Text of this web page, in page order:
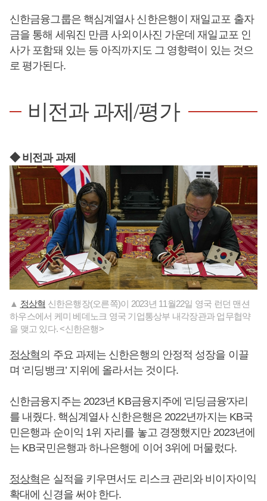
신한금융그룹은 핵심계열사 신한은행이 재일교포 출자
금을 통해 세워진 만큼 사외이사진 가운데 재일교포 인
사가 포함돼 있는 등 아직까지도 그 영향력이 있는 것으
로 평가된다.
비전과 과제/평가
◆ 비전과 과제
▲ 정상혁 신한은행장(오른쪽)이 2023년 11월22일 영국 런던 맨션
하우스에서 케미 베데노크 영국 기업통상부 내각장관과 업무협약
을 맺고 있다. <신한은행>
정상혁의 주요 과제는 신한은행의 안정적 성장을 이끌
며 ‘리딩뱅크’ 지위에 올라서는 것이다.
신한금융지주는 2023년 KB금융지주에 '리딩금융'자리
를 내줬다. 핵심계열사 신한은행은 2022년까지는 KB국
민은행과 순이익 1위 자리를 놓고 경쟁했지만 2023년에
는 KB국민은행과 하나은행에 이어 3위에 머물렀다.
정상혁은 실적을 키우면서도 리스크 관리와 비이자이익
확대에 신경을 써야 한다.